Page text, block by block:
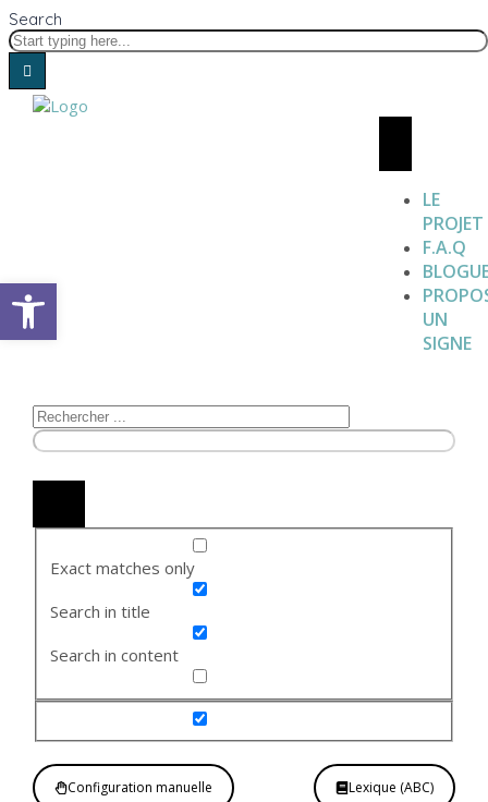
Search
LE
PROJET
F.A.Q
UN
SIGNE
Exact matches only
Search in title
Search in content
Configuration manuelle Lexique (ABC)
Open toolbar